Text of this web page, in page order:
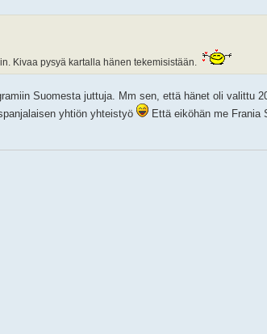
Kivaa pysyä kartalla hänen tekemisistään.
Suomesta juttuja. Mm sen, että hänet oli valittu
yhtiön yhteistyö
Että eiköhän me Frania